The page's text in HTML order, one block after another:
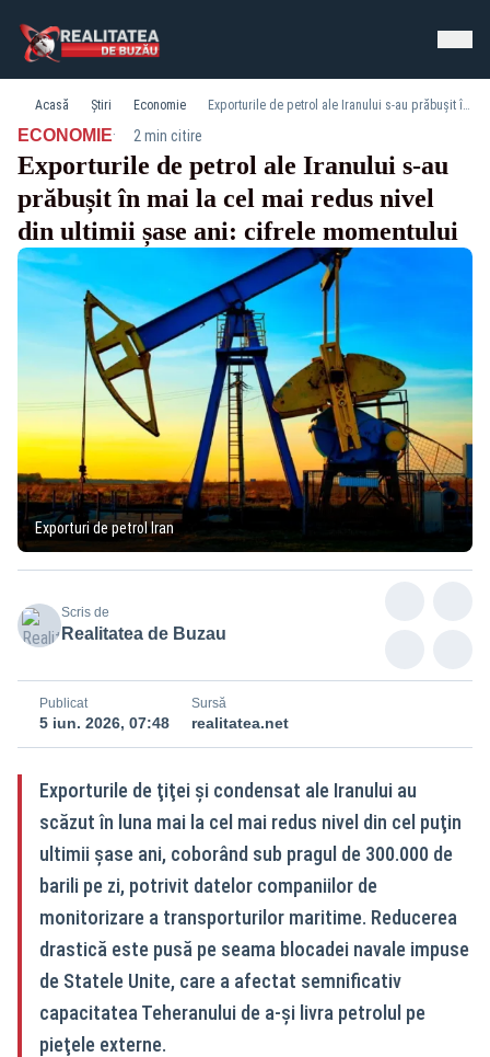
Acasă Știri Economie Exporturile de petrol ale Iranului s-au prăbușit în mai la cel mai redus nivel din ultimii șase ani: cifrele momentului
ECONOMIE· 2 min citire
Exporturile de petrol ale Iranului s-au
prăbușit în mai la cel mai redus nivel
din ultimii șase ani: cifrele momentului
Exporturi de petrol Iran
Scris de
Realitatea de Buzau
Publicat
5 iun. 2026, 07:48
Sursă
realitatea.net
Exporturile de ţiţei şi condensat ale Iranului au
scăzut în luna mai la cel mai redus nivel din cel puţin
ultimii şase ani, coborând sub pragul de 300.000 de
barili pe zi, potrivit datelor companiilor de
monitorizare a transporturilor maritime. Reducerea
drastică este pusă pe seama blocadei navale impuse
de Statele Unite, care a afectat semnificativ
capacitatea Teheranului de a-şi livra petrolul pe
pieţele externe.